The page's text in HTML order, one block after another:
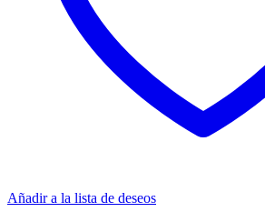
Añadir a la lista de deseos